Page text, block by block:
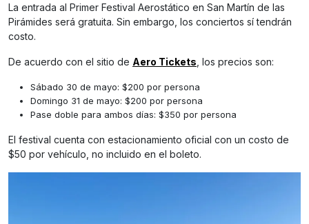
La entrada al Primer Festival Aerostático en San Martín de las
Pirámides será gratuita. Sin embargo, los conciertos sí tendrán
costo.
De acuerdo con el sitio de Aero Tickets , los precios son:
Sábado 30 de mayo: $200 por persona
Domingo 31 de mayo: $200 por persona
Pase doble para ambos días: $350 por persona
El festival cuenta con estacionamiento oficial con un costo de
$50 por vehículo, no incluido en el boleto.